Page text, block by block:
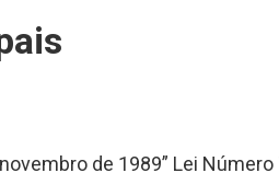
de 1989” Lei